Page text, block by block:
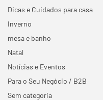
Dicas e Cuidados para casa
Inverno
mesa e banho
Natal
Notícias e Eventos
Para o Seu Negócio / B2B
Sem categoria